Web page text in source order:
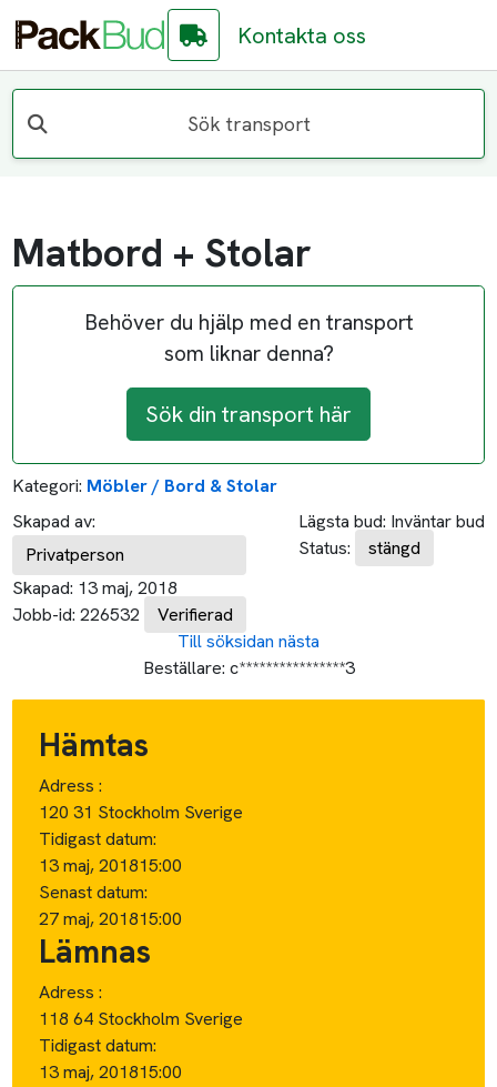
Kontakta oss
Sök transport
Matbord + Stolar
Behöver du hjälp med en transport
som liknar denna?
Sök din transport här
Kategori: Möbler / Bord & Stolar
Skapad av:
Privatperson
Skapad: 13 maj, 2018
Jobb-id: 226532 Verifierad
Lägsta bud: Inväntar bud
Status:
stängd
Till söksidan nästa
Beställare: c****************3
Hämtas
Adress :
120 31 Stockholm Sverige
Tidigast datum:
13 maj, 201815:00
Senast datum:
27 maj, 201815:00
Lämnas
Adress :
118 64 Stockholm Sverige
Tidigast datum:
13 maj, 201815:00